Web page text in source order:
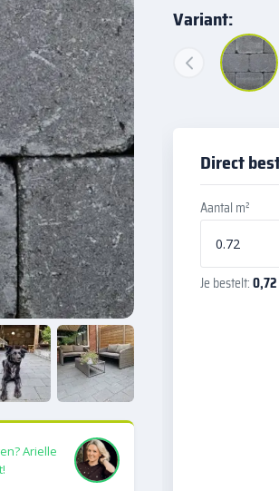
Arielle
Variant:
Direct
Aantal m²
Je bestelt:0,72